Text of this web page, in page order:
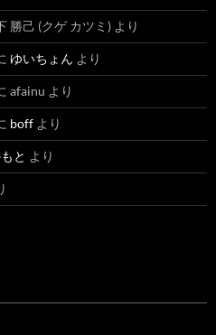
勝己 (クゲ カツミ) より
ゆいちょん より
afainu より
boff より
と より